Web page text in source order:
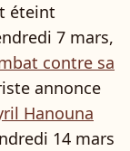
éteint
7 mars,
contre sa
annonce
Hanouna
14 mars